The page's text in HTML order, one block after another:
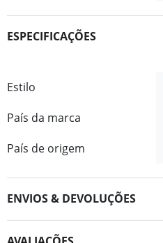
ESPECIFICAÇÕES
Estilo
País da marca
País de origem
ENVIOS & DEVOLUÇÕES